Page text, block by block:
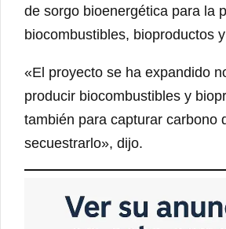
de sorgo bioenergética para la
biocombustibles, bioproductos
«El proyecto se ha expandido
producir biocombustibles y
también para capturar carbono
secuestrarlo», dijo.